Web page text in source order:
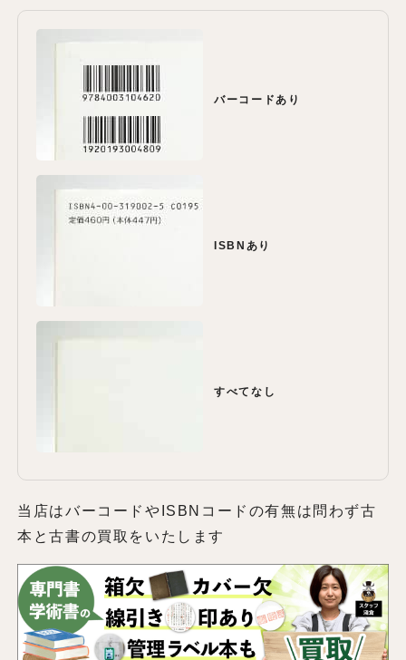
バーコードあり
ISBNあり
すべてなし
当店はバーコードやISBNコードの有無は問わず古
本と古書の買取をいたします